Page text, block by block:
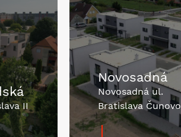
II
Novosadná
Novosadná ul.
Bratislava Čunovo